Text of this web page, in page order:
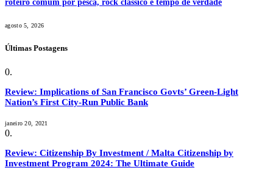
roteiro comum por pesca, rock clássico e tempo de verdade
agosto 5, 2026
Últimas Postagens
Review: Implications of San Francisco Govts’ Green-Light
Nation’s First City-Run Public Bank
janeiro 20, 2021
Review: Citizenship By Investment / Malta Citizenship by
Investment Program 2024: The Ultimate Guide